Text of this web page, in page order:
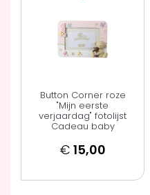
Button Corner roze
"Mijn eerste
verjaardag" fotolijst
Cadeau baby
€ 15,00